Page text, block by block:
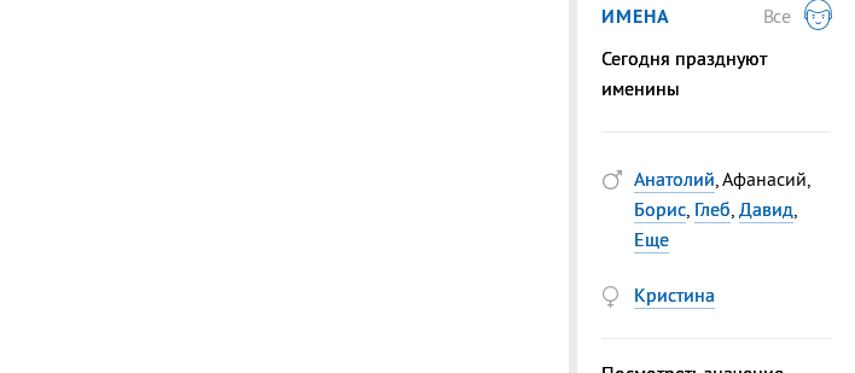
ИМЕНА
Все
Сегодня празднуют
именины
Анатолий, Афанасий,
Борис, Глеб, Давид,
Еще
Кристина